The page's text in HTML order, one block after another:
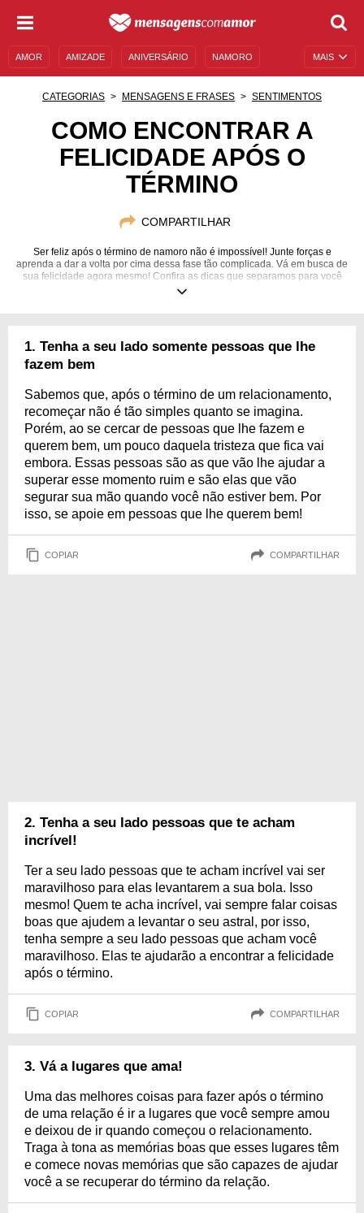
MAIS
AMOR AMIZADE ANIVERSÁRIO NAMORO
MENSAGENS E FRASES MENSAGENS DE ANIVERSÁRIO
FAMOSOS BÍBLIA
CATEGORIAS MENSAGENS E FRASES SENTIMENTOS
COMO ENCONTRAR A
FELICIDADE APÓS O
TÉRMINO
COMPARTILHAR
Ser feliz após o término de namoro não é impossível! Junte forças e
aprenda a dar a volta por cima dessa fase tão complicada. Vá em busca de
sua felicidade agora mesmo! Confira as dicas que separamos para você
superar o fim de seu relacionamento.
1. Tenha a seu lado somente pessoas que lhe
fazem bem
Sabemos que, após o término de um relacionamento,
recomeçar não é tão simples quanto se imagina.
Porém, ao se cercar de pessoas que lhe fazem e
querem bem, um pouco daquela tristeza que fica vai
embora. Essas pessoas são as que vão lhe ajudar a
superar esse momento ruim e são elas que vão
segurar sua mão quando você não estiver bem. Por
isso, se apoie em pessoas que lhe querem bem!
COPIAR COMPARTILHAR
2. Tenha a seu lado pessoas que te acham
incrível!
Ter a seu lado pessoas que te acham incrível vai ser
maravilhoso para elas levantarem a sua bola. Isso
mesmo! Quem te acha incrível, vai sempre falar coisas
boas que ajudem a levantar o seu astral, por isso,
tenha sempre a seu lado pessoas que acham você
maravilhoso. Elas te ajudarão a encontrar a felicidade
após o término.
COPIAR COMPARTILHAR
3. Vá a lugares que ama!
Uma das melhores coisas para fazer após o término
de uma relação é ir a lugares que você sempre amou
e deixou de ir quando começou o relacionamento.
Traga à tona as memórias boas que esses lugares têm
e comece novas memórias que são capazes de ajudar
você a se recuperar do término da relação.